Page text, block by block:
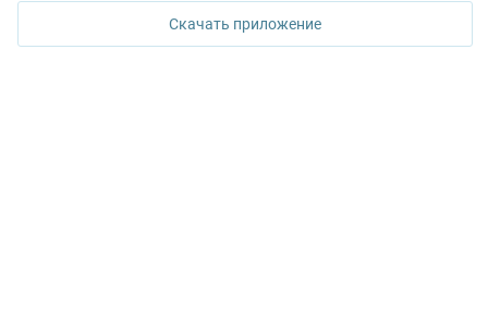
КОНТАКТЫ УПН
Скачать приложение